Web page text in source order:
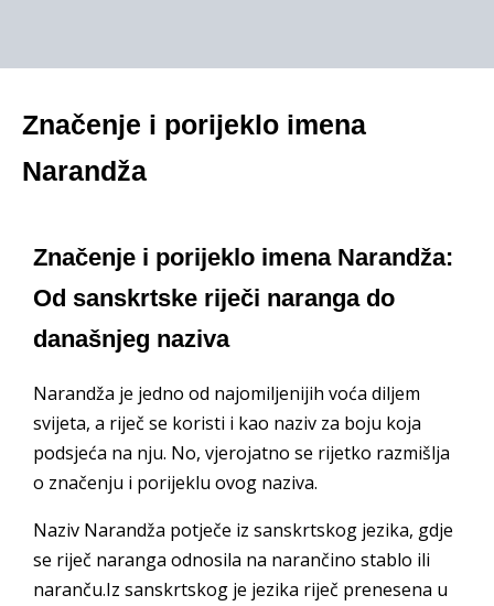
Značenje i porijeklo imena
Narandža
Značenje i porijeklo imena Narandža:
Od sanskrtske riječi naranga do
današnjeg naziva
Narandža je jedno od najomiljenijih voća diljem
svijeta, a riječ se koristi i kao naziv za boju koja
podsjeća na nju. No, vjerojatno se rijetko razmišlja
o značenju i porijeklu ovog naziva.
Naziv Narandža potječe iz sanskrtskog jezika, gdje
se riječ naranga odnosila na narančino stablo ili
naranču.Iz sanskrtskog je jezika riječ prenesena u